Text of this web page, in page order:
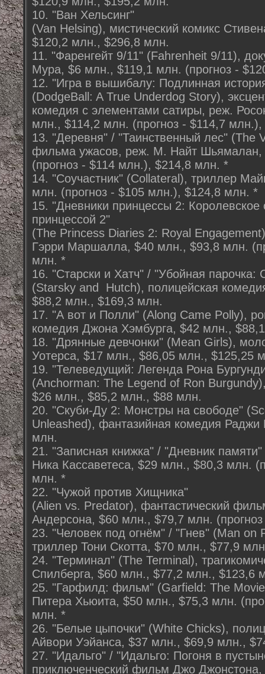
10. "Ван Хельсинг"
(Van Helsing), мистический комикс
$120,2 млн., $296,8 млн.
11. "Фаренгейт 9/11" (Fahrenheit 9/11),
Мура, $6 млн., $119,1 млн. (прогноз -
12. "Игра в вышибалу: Подлинная
(DodgeBall: A True Underdog Story),
комедия с элементами сатиры, реж.
млн., $114,2 млн. (прогноз - $114,7
13. "Деревня" / "Таинственный лес" (The
фильма ужасов, реж. М. Найт Шьямалан,
(прогноз - $114 млн.), $214,8 млн. *
14. "Соучастник" (Collateral), триллер
млн. (прогноз - $105 млн.), $124,8 млн. *
15. "Дневники принцессы 2: Королевское
принцессой 2"
(The Princess Diaries 2: Royal
Гэрри Маршалла, $40 млн., $93,8 млн.
млн. *
16. "Старски и Хатч" / "Убойная парочка:
(Starsky and Hutch), полицейская
$88,2 млн., $169,3 млн.
17. "А вот и Полли" (Along Came Polly),
комедия Джона Хэмбурга, $42 млн.,
18. "Дрянные девчонки" (Mean Girls),
Уотерса, $17 млн., $86,05 млн., $125,25
19. "Телеведущий: Легенда Рона
(Anchorman: The Legend of Ron
$26 млн., $85,2 млн., $88 млн.
20. "Скуби-Ду 2: Монстры на свободе"
Unleashed), фантазийная комедия
млн.
21. "Записная книжка" / "Дневник
Ника Кассаветеса, $29 млн., $80,3 млн.
млн. *
22. "Чужой против Хищника"
(Alien vs. Predator), фантастический
Андерсона, $60 млн., $79,7 млн.
23. "Человек под огнём" / "Гнев" (Man on
триллер Тони Скотта, $70 млн., $77,9
24. "Терминал" (The Terminal),
Спилберга, $60 млн., $77,2 млн., $123,6
25. "Гарфилд: фильм" (Garfield: The
Питера Хьюита, $50 млн., $75,3 млн.
млн. *
26. "Белые цыпочки" (White Chicks),
Айвори Уэйанса, $37 млн., $69,9 млн.,
27. "Идальго" / "Идальго: Погоня в
приключенческий фильм Джо